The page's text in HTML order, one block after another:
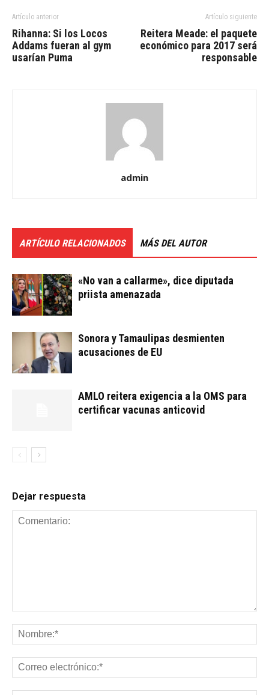
Artículo anterior
Rihanna: Si los Locos
Addams fueran al gym
usarían Puma
Artículo siguiente
Reitera Meade: el paquete
económico para 2017 será
responsable
admin
ARTÍCULO RELACIONADOS MÁS DEL AUTOR
«No van a callarme», dice diputada
priista amenazada
Sonora y Tamaulipas desmienten
acusaciones de EU
AMLO reitera exigencia a la OMS para
certificar vacunas anticovid
Dejar respuesta